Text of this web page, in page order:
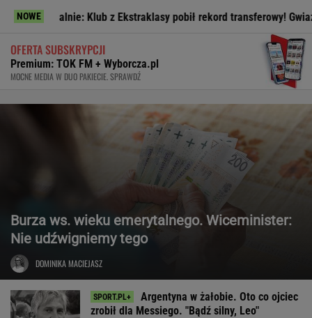
NOWEKlub z Ekstraklasy pobił rekord transferowy! Gwiazdor
OFERTA SUBSKRYPCJI
Premium: TOK FM + Wyborcza.pl
MOCNE MEDIA W DUO PAKIECIE. SPRAWDŹ
Burza ws. wieku emerytalnego. Wiceminister:
Nie udźwigniemy tego
DOMINIKA MACIEJASZ
Argentyna w żałobie. Oto co ojciec
zrobił dla Messiego. "Bądź silny, Leo"